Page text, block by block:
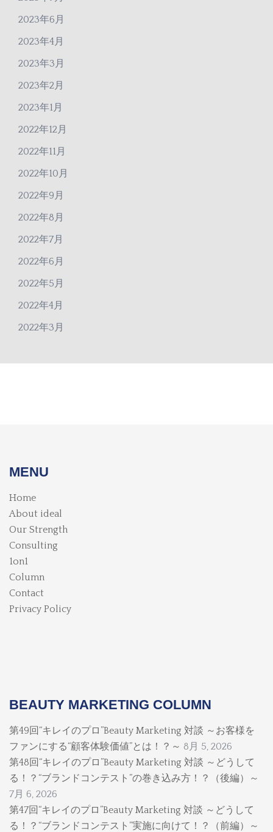
2023年6月
2023年4月
2023年3月
2023年2月
2023年1月
2022年12月
2022年11月
2022年10月
2022年9月
2022年8月
2022年7月
2022年6月
2022年5月
2022年4月
2022年3月
MENU
Home
About ideal
Our Strength
Consulting
1on1
Column
Contact
Privacy Policy
BEAUTY MARKETING COLUMN
第49回“キレイのプロ”Beauty Marketing 対談 ～お客様を
ファンにする“顧客体験価値”とは！？～ 8月 5, 2026
第48回“キレイのプロ”Beauty Marketing 対談 ～どうして
る！？“ブランドコンテスト”の巻き込み方！？（後編）～
7月 6, 2026
第47回“キレイのプロ”Beauty Marketing 対談 ～どうして
る！？“ブランドコンテスト”実施に向けて！？（前編）～